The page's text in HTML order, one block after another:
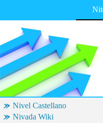
Nivel Castellano
Nivada Wiki